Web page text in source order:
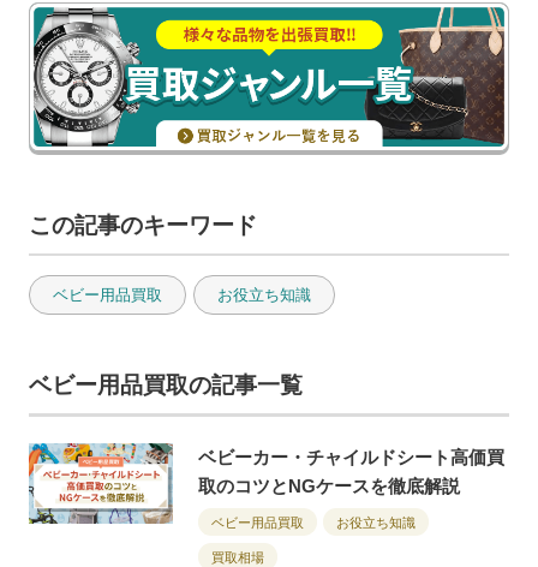
この記事のキーワード
ベビー用品買取 お役立ち知識
ベビー用品買取の記事一覧
ベビーカー・チャイルドシート高価買
取のコツとNGケースを徹底解説
ベビー用品買取 お役立ち知識
買取相場